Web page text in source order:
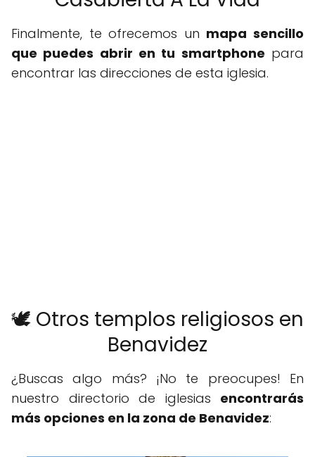
Finalmente, te ofrecemos un mapa sencillo
que puedes abrir en tu smartphone para
encontrar las direcciones de esta iglesia.
🕊️ Otros templos religiosos en
Benavidez
¿Buscas algo más? ¡No te preocupes! En
nuestro directorio de iglesias encontrarás
más opciones en la zona de Benavidez: